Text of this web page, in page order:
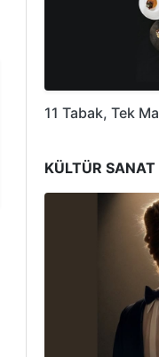
11 Tabak, Tek
KÜLTÜR SANAT